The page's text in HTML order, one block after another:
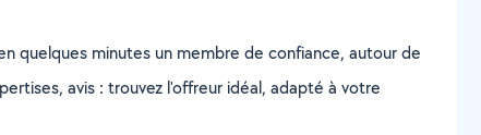
quelques minutes un membre de confiance, autour de
avis : trouvez l'offreur idéal, adapté à votre